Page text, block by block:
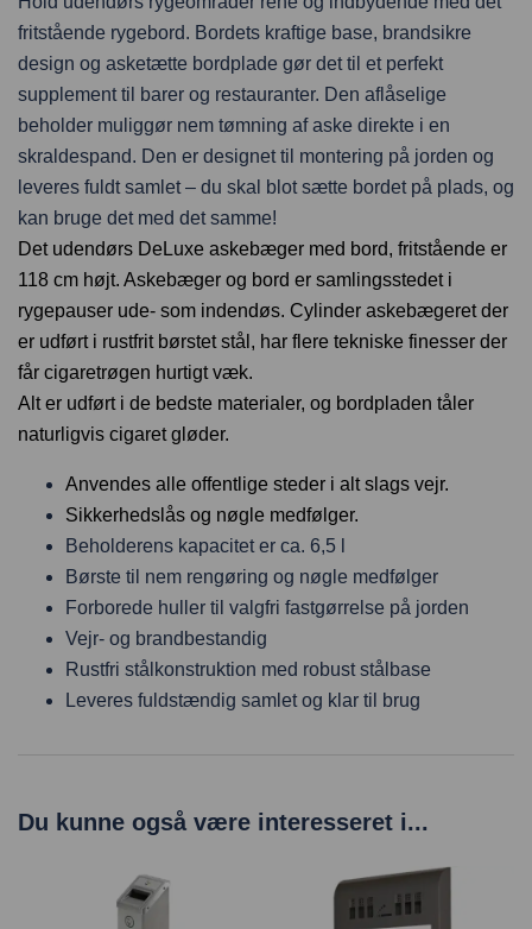
fritstående rygebord. Bordets kraftige base, brandsikre
design og asketætte bordplade gør det til et perfekt
supplement til barer og restauranter. Den aflåselige
beholder muliggør nem tømning af aske direkte i en
skraldespand. Den er designet til montering på jorden og
leveres fuldt samlet – du skal blot sætte bordet på plads, og
kan bruge det med det samme!
Det udendørs DeLuxe askebæger med bord, fritstående er
118 cm højt. Askebæger og bord er samlingsstedet i
rygepauser ude- som indendøs. Cylinder askebægeret der
er udført i rustfrit børstet stål, har flere tekniske finesser der
får cigaretrøgen hurtigt væk.
Alt er udført i de bedste materialer, og bordpladen tåler
naturligvis cigaret gløder.
Anvendes alle offentlige steder i alt slags vejr.
Sikkerhedslås og nøgle medfølger.
Beholderens kapacitet er ca. 6,5 l
Børste til nem rengøring og nøgle medfølger
Forborede huller til valgfri fastgørrelse på jorden
Vejr- og brandbestandig
Rustfri stålkonstruktion med robust stålbase
Leveres fuldstændig samlet og klar til brug
Du kunne også være interesseret i...